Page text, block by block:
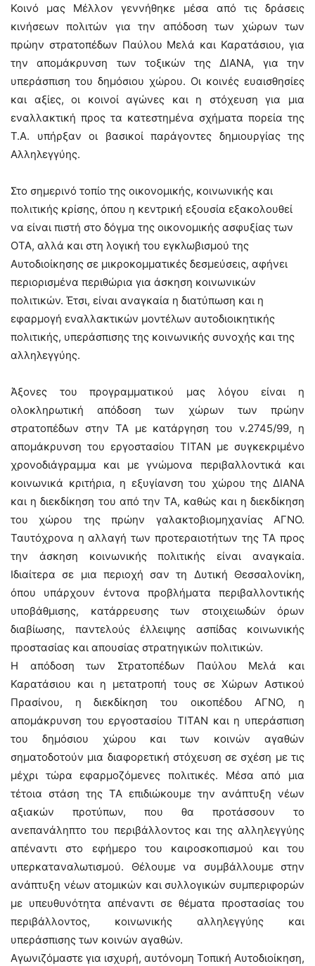
Κοινό μας Μέλλον γεννήθηκε μέσα από τις δράσεις
κινήσεων πολιτών για την απόδοση των χώρων των
πρώην στρατοπέδων Παύλου Μελά και Καρατάσιου, για
την απομάκρυνση των τοξικών της ΔΙΑΝΑ, για την
υπεράσπιση του δημόσιου χώρου. Οι κοινές ευαισθησίες
και αξίες, οι κοινοί αγώνες και η στόχευση για μια
εναλλακτική προς τα κατεστημένα σχήματα πορεία της
Τ.Α. υπήρξαν οι βασικοί παράγοντες δημιουργίας της
Αλληλεγγύης.
Στο σημερινό τοπίο της οικονομικής, κοινωνικής και
πολιτικής κρίσης, όπου η κεντρική εξουσία εξακολουθεί
να είναι πιστή στο δόγμα της οικονομικής ασφυξίας των
ΟΤΑ, αλλά και στη λογική του εγκλωβισμού της
Αυτοδιοίκησης σε μικροκομματικές δεσμεύσεις, αφήνει
περιορισμένα περιθώρια για άσκηση κοινωνικών
πολιτικών. Έτσι, είναι αναγκαία η διατύπωση και η
εφαρμογή εναλλακτικών μοντέλων αυτοδιοικητικής
πολιτικής, υπεράσπισης της κοινωνικής συνοχής και της
αλληλεγγύης.
Άξονες του προγραμματικού μας λόγου είναι η
ολοκληρωτική απόδοση των χώρων των πρώην
στρατοπέδων στην ΤΑ με κατάργηση του ν.2745/99, η
απομάκρυνση του εργοστασίου ΤΙΤΑΝ με συγκεκριμένο
χρονοδιάγραμμα και με γνώμονα περιβαλλοντικά και
κοινωνικά κριτήρια, η εξυγίανση του χώρου της ΔΙΑΝΑ
και η διεκδίκηση του από την ΤΑ, καθώς και η διεκδίκηση
του χώρου της πρώην γαλακτοβιομηχανίας ΑΓΝΟ.
Ταυτόχρονα η αλλαγή των προτεραιοτήτων της ΤΑ προς
την άσκηση κοινωνικής πολιτικής είναι αναγκαία.
Ιδιαίτερα σε μια περιοχή σαν τη Δυτική Θεσσαλονίκη,
όπου υπάρχουν έντονα προβλήματα περιβαλλοντικής
υποβάθμισης, κατάρρευσης των στοιχειωδών όρων
διαβίωσης, παντελούς έλλειψης ασπίδας κοινωνικής
προστασίας και απουσίας στρατηγικών πολιτικών.
Η απόδοση των Στρατοπέδων Παύλου Μελά και
Καρατάσιου και η μετατροπή τους σε Χώρων Αστικού
Πρασίνου, η διεκδίκηση του οικοπέδου ΑΓΝΟ, η
απομάκρυνση του εργοστασίου ΤΙΤΑΝ και η υπεράσπιση
του δημόσιου χώρου και των κοινών αγαθών
σηματοδοτούν μια διαφορετική στόχευση σε σχέση με τις
μέχρι τώρα εφαρμοζόμενες πολιτικές. Μέσα από μια
τέτοια στάση της ΤΑ επιδιώκουμε την ανάπτυξη νέων
αξιακών προτύπων, που θα προτάσσουν το
ανεπανάληπτο του περιβάλλοντος και της αλληλεγγύης
απέναντι στο εφήμερο του καιροσκοπισμού και του
υπερκαταναλωτισμού. Θέλουμε να συμβάλλουμε στην
ανάπτυξη νέων ατομικών και συλλογικών συμπεριφορών
με υπευθυνότητα απέναντι σε θέματα προστασίας του
περιβάλλοντος, κοινωνικής αλληλεγγύης και
υπεράσπισης των κοινών αγαθών.
Αγωνιζόμαστε για ισχυρή, αυτόνομη Τοπική Αυτοδιοίκηση,